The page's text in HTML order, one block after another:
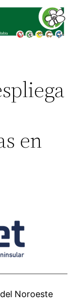
en
Noroeste